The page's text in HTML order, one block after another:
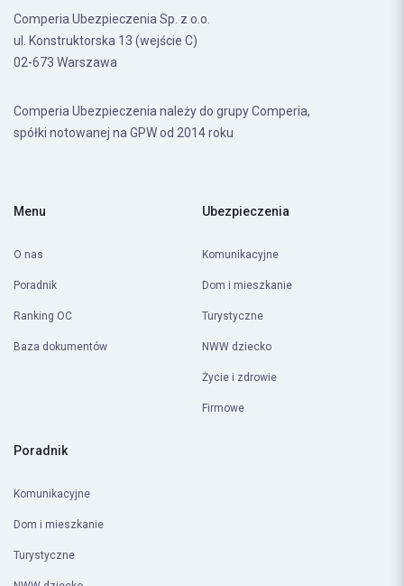
ul. Konstruktorska 13 (wejście C)
02-673 Warszawa
spółki notowanej na GPW od 2014 roku
Baza dokumentów
Dom i mieszkanie
NWW dziecko
Firmowe
Dom i mieszkanie
NWW dziecko